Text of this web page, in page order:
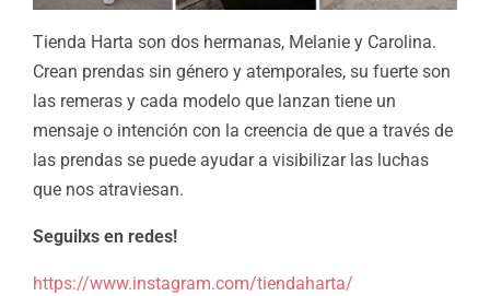
Tienda Harta son dos hermanas, Melanie y Carolina.
Crean prendas sin género y atemporales, su fuerte son
las remeras y cada modelo que lanzan tiene un
mensaje o intención con la creencia de que a través de
las prendas se puede ayudar a visibilizar las luchas
que nos atraviesan.
Seguilxs en redes!
https://www.instagram.com/tiendaharta/